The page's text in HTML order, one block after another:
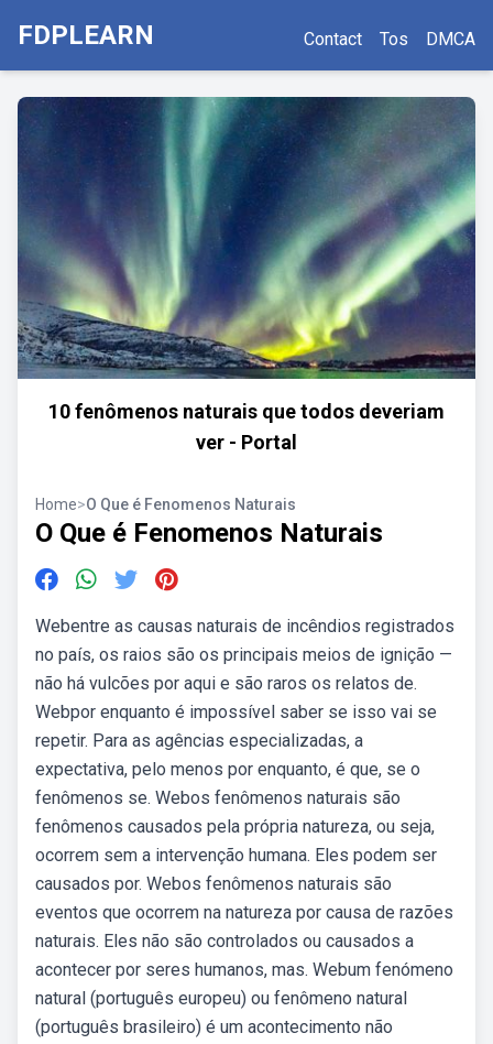
FDPLEARN Contact Tos DMCA
10 fenômenos naturais que todos deveriam
ver - Portal
Home>O Que é Fenomenos Naturais
O Que é Fenomenos Naturais
Webentre as causas naturais de incêndios registrados
no país, os raios são os principais meios de ignição —
não há vulcões por aqui e são raros os relatos de.
Webpor enquanto é impossível saber se isso vai se
repetir. Para as agências especializadas, a
expectativa, pelo menos por enquanto, é que, se o
fenômenos se. Webos fenômenos naturais são
fenômenos causados pela própria natureza, ou seja,
ocorrem sem a intervenção humana. Eles podem ser
causados por. Webos fenômenos naturais são
eventos que ocorrem na natureza por causa de razões
naturais. Eles não são controlados ou causados a
acontecer por seres humanos, mas. Webum fenómeno
natural (português europeu) ou fenômeno natural
(português brasileiro) é um acontecimento não